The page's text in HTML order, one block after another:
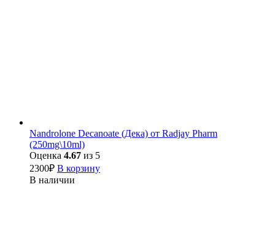
Nandrolone Decanoate (Дека) от Radjay Pharm
(250mg\10ml)
Оценка 4.67 из 5
2300₽ В корзину
В наличии